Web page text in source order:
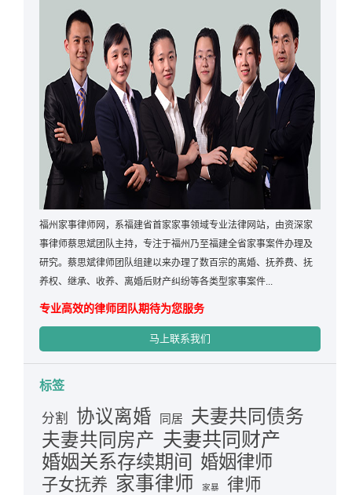
福州家事律师网，系福建省首家家事领域专业法律网站，由资深家
事律师蔡思斌团队主持，专注于福州乃至福建全省家事案件办理及
研究。蔡思斌律师团队组建以来办理了数百宗的离婚、抚养费、抚
养权、继承、收养、离婚后财产纠纷等各类型家事案件...
专业高效的律师团队期待为您服务
马上联系我们
标签
分割 协议离婚 同居 夫妻共同债务
夫妻共同房产 夫妻共同财产
婚姻关系存续期间 婚姻律师
子女抚养 家事律师 家暴 律师